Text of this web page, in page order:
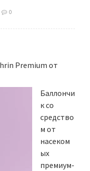
0
Premium от
Баллончи
к со
средство
м от
насеком
ых
премиум-